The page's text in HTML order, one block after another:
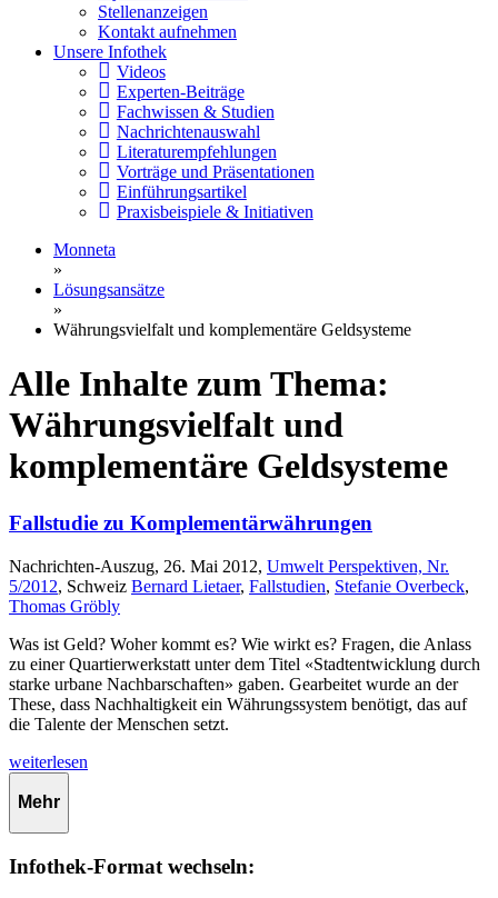
Stellenanzeigen
Kontakt aufnehmen
Unsere Infothek
Videos
Experten-Beiträge
Fachwissen & Studien
Nachrichtenauswahl
Literaturempfehlungen
Vorträge und Präsentationen
Einführungsartikel
Praxisbeispiele & Initiativen
Monneta
»
Lösungsansätze
»
Währungsvielfalt und komplementäre Geldsysteme
Alle Inhalte zum Thema:
Währungsvielfalt und
komplementäre Geldsysteme
Fallstudie zu Komplementärwährungen
Nachrichten-Auszug, 26. Mai 2012, Umwelt Perspektiven, Nr.
5/2012, Schweiz Bernard Lietaer, Fallstudien, Stefanie Overbeck,
Thomas Gröbly
Was ist Geld? Woher kommt es? Wie wirkt es? Fragen, die Anlass
zu einer Quartierwerkstatt unter dem Titel «Stadtentwicklung durch
starke urbane Nachbarschaften» gaben. Gearbeitet wurde an der
These, dass Nachhaltigkeit ein Währungssystem benötigt, das auf
die Talente der Menschen setzt.
weiterlesen
Mehr
Infothek-Format wechseln: